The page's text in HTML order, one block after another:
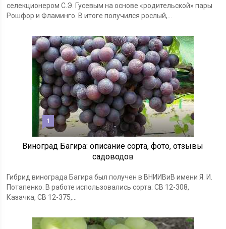
селекционером С.Э. Гусевым на основе «родительской» пары
Рошфор и Фламинго. В итоге получился рослый,...
1
Виноград Багира: описание сорта, фото, отзывы
садоводов
Гибрид винограда Багира был получен в ВНИИВиВ имени Я. И.
Потапенко. В работе использовались сорта: CB 12-308,
Казачка, СВ 12-375,...